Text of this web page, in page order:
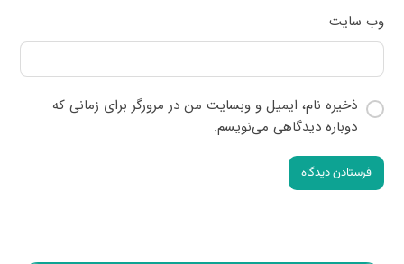
وب‌ سایت
ذخیره نام، ایمیل و وبسایت من در مرورگر برای زمانی که
دوباره دیدگاهی می‌نویسم.
فرستادن دیدگاه